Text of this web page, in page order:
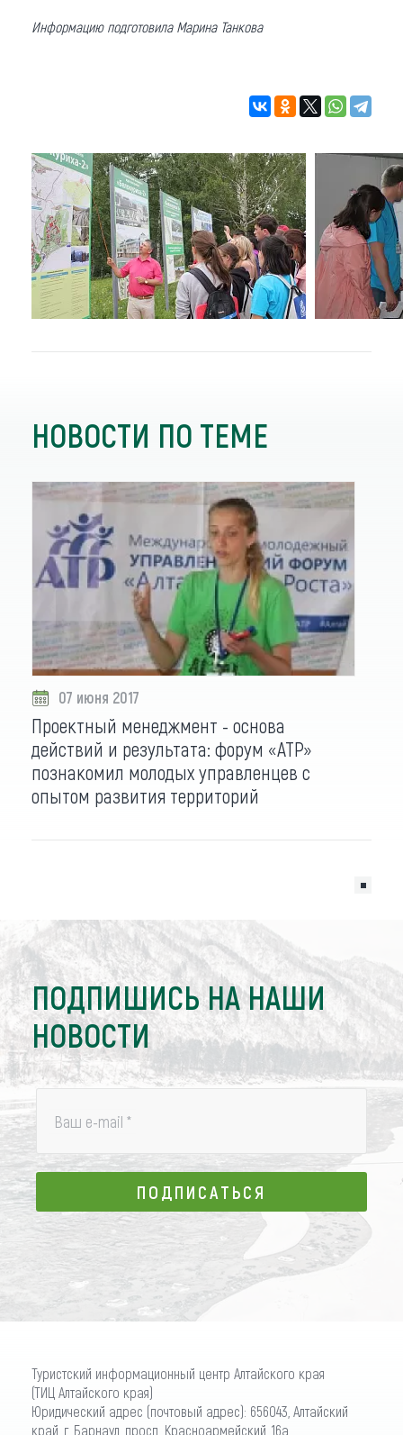
Информацию подготовила Марина Танкова
НОВОСТИ ПО ТЕМЕ
07 июня 2017
Проектный менеджмент - основа
действий и результата: форум «АТР»
познакомил молодых управленцев с
опытом развития территорий
ПОДПИШИСЬ НА НАШИ
НОВОСТИ
Ваш e-mail *
ПОДПИСАТЬСЯ
ПОДПИСАТЬСЯ
Туристский информационный центр Алтайского края
(ТИЦ Алтайского края)
Юридический адрес (почтовый адрес): 656043, Алтайский
край, г. Барнаул, просп. Красноармейский, 16а